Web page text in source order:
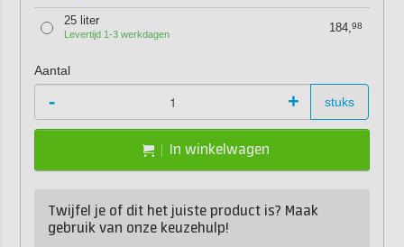
25 liter
Levertijd 1-3 werkdagen 184,98
Aantal
- + stuks
In winkelwagen
Twijfel je of dit het juiste product is? Maak
gebruik van onze keuzehulp!